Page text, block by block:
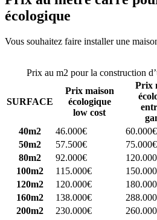
écologique
Vous souhaitez faire installer une
Prix au m2 pour la construction
SURFACE
Prix maison
écologique
low cost
Prix
40m2
46.000€ 60.000€
50m2
57.500€ 75.000€
80m2
92.000€
100m2
115.000€
120m2
120.000€
160m2
138.000€
200m2
230.000€